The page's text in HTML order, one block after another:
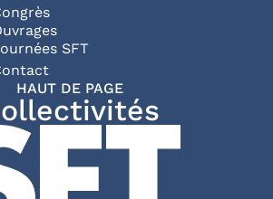
SFT
de page
HAUT DE PAGE